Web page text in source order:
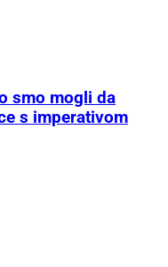
smo mogli da
s imperativom